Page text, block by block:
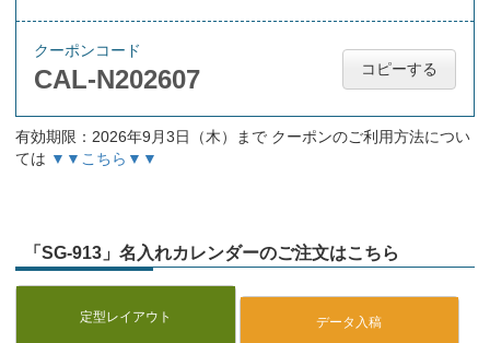
クーポンコード
CAL-N202607 コピーする
有効期限：2026年9月3日（木）まで クーポンのご利用方法につい
ては ▼▼こちら▼▼
「SG-913」名入れカレンダーのご注文はこちら